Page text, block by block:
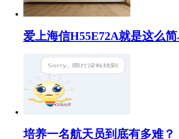
爱上海信H55E72A就是这么
培养一名航天员到底有多难？